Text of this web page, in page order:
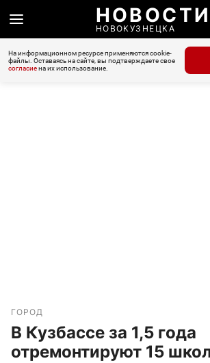
НОВОСТИ
НОВОКУЗНЕЦКА
На информационном ресурсе применяются cookie-
файлы. Оставаясь на сайте, вы подтверждаете свое
согласиена их использование.
ГОРОД
В Кузбассе за 1,5 года
отремонтируют 15